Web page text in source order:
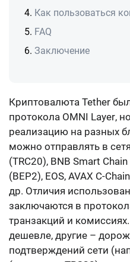
Как пользоваться
FAQ
Заключение
Криптовалюта Tether
протокола OMNI Layer,
реализацию на разных
можно отправлять в
(TRC20), BNB Smart
(BEP2), EOS, AVAX C-
др. Отличия
заключаются в
транзакций и
дешевле, другие –
подтверждений сети